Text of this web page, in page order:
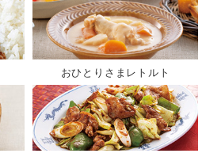
おひとりさまレトルト